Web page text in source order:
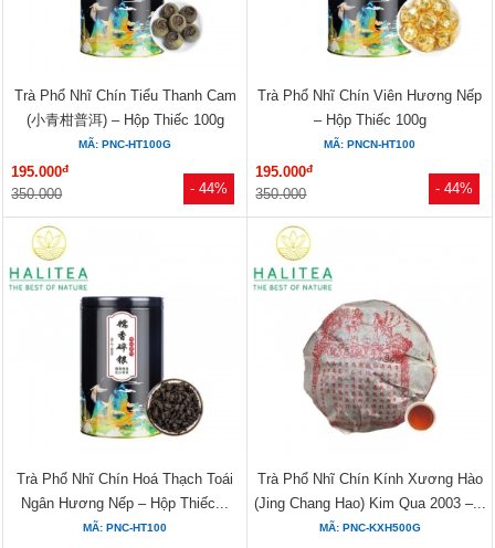
- 44%
Trà Phổ Nhĩ Chín Tiểu Thanh Cam
(小青柑普洱) – Hộp Thiếc 100g
MÃ: PNC-HT100G
195.000đ
350.000 - 44%
Trà Phổ Nhĩ Chín Viên Hương Nếp
– Hộp Thiếc 100g
MÃ: PNCN-HT100
195.000đ
350.000
Trà Phổ Nhĩ Chín Hoá Thạch Toái
Ngân Hương Nếp – Hộp Thiếc...
MÃ: PNC-HT100
Trà Phổ Nhĩ Chín Kính Xương Hào
(Jing Chang Hao) Kim Qua 2003 –...
MÃ: PNC-KXH500G